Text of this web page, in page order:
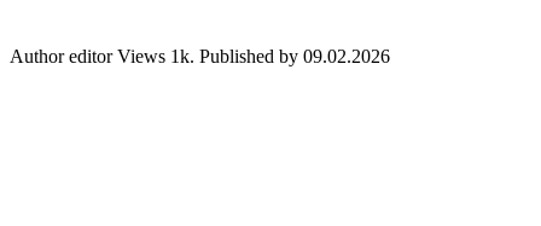
Author editor Views 1k. Published by 09.02.2026